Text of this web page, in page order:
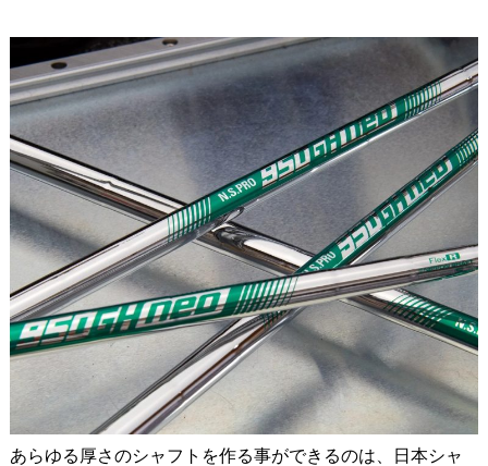
あらゆる厚さのシャフトを作る事ができるのは、日本シャ